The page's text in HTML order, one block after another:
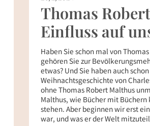
Thomas
Einfluss auf
Haben Sie schon mal von
gehören Sie zur
etwas? Und Sie haben auch
Weihnachtsgeschichte von
ohne Thomas Robert Malthus
Malthus, wie Bücher mit
stehen. Aber beginnen wir erst
war, und was er der Welt